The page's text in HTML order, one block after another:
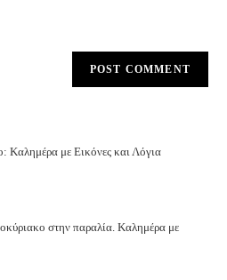
Καλημέρα με Εικόνες και Λόγια
στην παραλία. Καλημέρα με